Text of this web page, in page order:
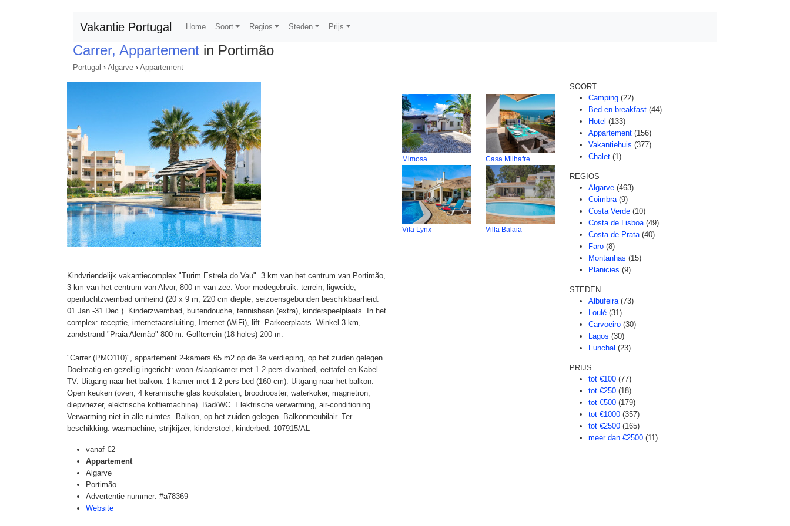
Vakantie Portugal Home Soort Regios Steden Prijs
Carrer, Appartement in Portimão
Portugal › Algarve › Appartement
Kindvriendelijk vakantiecomplex "Turim Estrela do Vau". 3 km van het centrum van Portimão,
3 km van het centrum van Alvor, 800 m van zee. Voor medegebruik: terrein, ligweide,
openluchtzwembad omheind (20 x 9 m, 220 cm diepte, seizoensgebonden beschikbaarheid:
01.Jan.-31.Dec.). Kinderzwembad, buitendouche, tennisbaan (extra), kinderspeelplaats. In het
complex: receptie, internetaansluiting, Internet (WiFi), lift. Parkeerplaats. Winkel 3 km,
zandstrand "Praia Alemão" 800 m. Golfterrein (18 holes) 200 m.
"Carrer (PMO110)", appartement 2-kamers 65 m2 op de 3e verdieping, op het zuiden gelegen.
Doelmatig en gezellig ingericht: woon-/slaapkamer met 1 2-pers divanbed, eettafel en Kabel-
TV. Uitgang naar het balkon. 1 kamer met 1 2-pers bed (160 cm). Uitgang naar het balkon.
Open keuken (oven, 4 keramische glas kookplaten, broodrooster, waterkoker, magnetron,
diepvriezer, elektrische koffiemachine). Bad/WC. Elektrische verwarming, air-conditioning.
Verwarming niet in alle ruimtes. Balkon, op het zuiden gelegen. Balkonmeubilair. Ter
beschikking: wasmachine, strijkijzer, kinderstoel, kinderbed. 107915/AL
vanaf €2
Appartement
Algarve
Portimão
Advertentie nummer: #a78369
Website
Mimosa Casa Milhafre
Vila Lynx Villa Balaia
SOORT
Camping (22)
Bed en breakfast (44)
Hotel (133)
Appartement (156)
Vakantiehuis (377)
Chalet (1)
REGIOS
Algarve (463)
Coimbra (9)
Costa Verde (10)
Costa de Lisboa (49)
Costa de Prata (40)
Faro (8)
Montanhas (15)
Planicies (9)
STEDEN
Albufeira (73)
Loulé (31)
Carvoeiro (30)
Lagos (30)
Funchal (23)
PRIJS
tot €100 (77)
tot €250 (18)
tot €500 (179)
tot €1000 (357)
tot €2500 (165)
meer dan €2500 (11)